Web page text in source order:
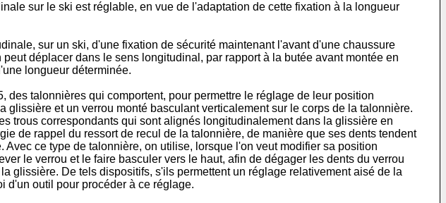
sur le ski est réglable, en vue de l'adaptation de cette fixation à la longueur
sur un ski, d'une fixation de sécurité maintenant l'avant d'une chaussure
déplacer dans le sens longitudinal, par rapport à la butée avant montée en
longueur déterminée.
talonnières qui comportent, pour permettre le réglage de leur position
et un verrou monté basculant verticalement sur le corps de la talonnière.
trous correspondants qui sont alignés longitudinalement dans la glissière en
de rappel du ressort de recul de la talonnière, de manière que ses dents tendent
ce type de talonnière, on utilise, lorsque l'on veut modifier sa position
le verrou et le faire basculer vers le haut, afin de dégager les dents du verrou
glissière. De tels dispositifs, s'ils permettent un réglage relativement aisé de la
d'un outil pour procéder à ce réglage.